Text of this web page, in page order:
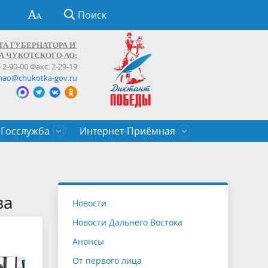
Поиск
ГУБЕРНАТОРА И
ЧУКОТСКОГО АО:
2-90-00 Факс: 2-29-19
gov.ru
Госслужба
служащих Чукотского автономного
Интернет-Приёмная
Новости
Новости Дальнего Востока
Анонсы
От первого лица